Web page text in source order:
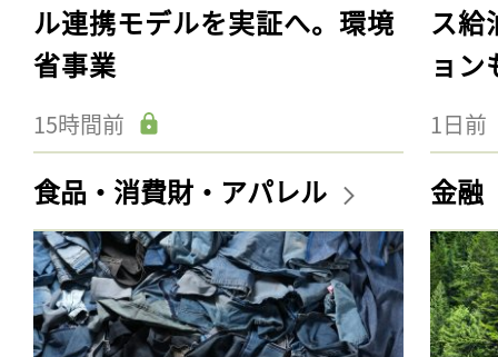
ル連携モデルを実証へ。環境
省事業
15時間前
ス給
ョン
1日前
食品・消費財・アパレル 金融